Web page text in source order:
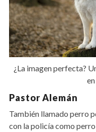
¿La imagen perfecta?
Pastor Alemán
También llamado perro
con la policía como